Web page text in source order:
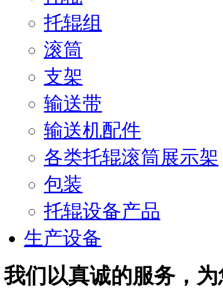
托辊组
滚筒
支架
输送带
输送机配件
各类托辊滚筒展示架
包装
托辊设备产品
生产设备
我们以真诚的服务，